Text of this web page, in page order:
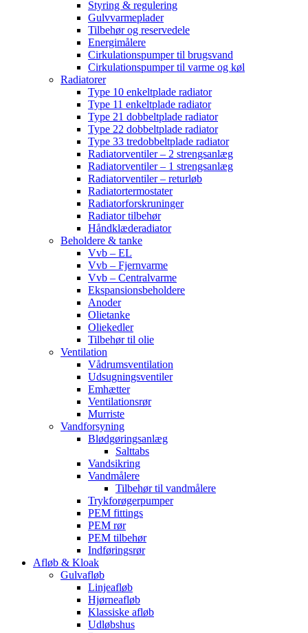
Styring & regulering
Gulvvarmeplader
Tilbehør og reservedele
Energimålere
Cirkulationspumper til brugsvand
Cirkulationspumper til varme og køl
Radiatorer
Type 10 enkeltplade radiator
Type 11 enkeltplade radiator
Type 21 dobbeltplade radiator
Type 22 dobbeltplade radiator
Type 33 tredobbeltplade radiator
Radiatorventiler – 2 strengsanlæg
Radiatorventiler – 1 strengsanlæg
Radiatorventiler – returløb
Radiatortermostater
Radiatorforskruninger
Radiator tilbehør
Håndklæderadiator
Beholdere & tanke
Vvb – EL
Vvb – Fjernvarme
Vvb – Centralvarme
Ekspansionsbeholdere
Anoder
Olietanke
Oliekedler
Tilbehør til olie
Ventilation
Vådrumsventilation
Udsugningsventiler
Emhætter
Ventilationsrør
Murriste
Vandforsyning
Blødgøringsanlæg
Salttabs
Vandsikring
Vandmålere
Tilbehør til vandmålere
Trykforøgerpumper
PEM fittings
PEM rør
PEM tilbehør
Indføringsrør
Afløb & Kloak
Gulvafløb
Linjeafløb
Hjørneafløb
Klassiske afløb
Udløbshus